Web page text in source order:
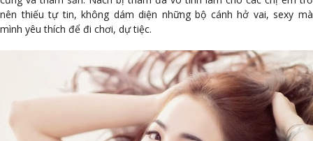
nên thiếu tự tin, không dám diện những bộ cánh hở vai, sexy mà
mình yêu thích để đi chơi, dự tiệc.